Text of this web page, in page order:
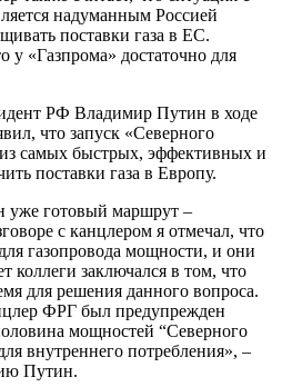
надуманным Россией
поставки газа в ЕС.
у «Газпрома» достаточно для
РФ Владимир Путин в ходе
что запуск «Северного
самых быстрых, эффективных и
поставки газа в Европу.
уже готовый маршрут –
с канцлером я отмечал, что
газопровода мощности, и они
коллеги заключался в том, что
для решения данного вопроса.
ФРГ был предупрежден
мощностей “Северного
внутреннего потребления», –
Путин.